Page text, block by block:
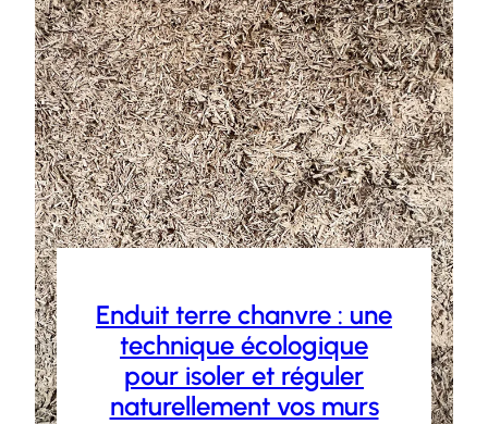
Enduit terre chanvre : une
technique écologique
pour isoler et réguler
naturellement vos murs